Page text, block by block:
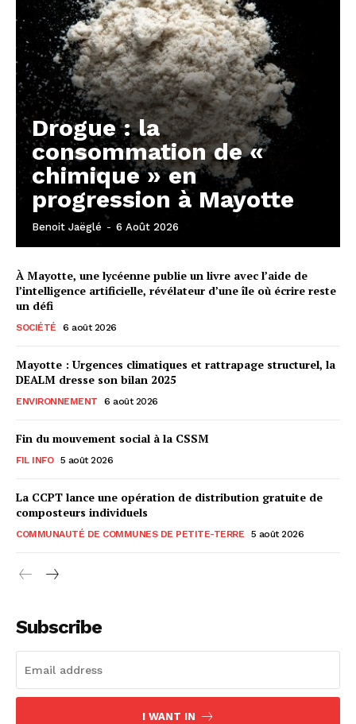
Drogue : la
consommation de «
chimique » en
progression à Mayotte
Benoit Jaëglé - 6 Août 2026
À Mayotte, une lycéenne publie un livre avec l’aide de
l’intelligence artificielle, révélateur d’une île où écrire reste
un défi
SOCIÉTÉ 6 août 2026
Mayotte : Urgences climatiques et rattrapage structurel, la
DEALM dresse son bilan 2025
ENVIRONNEMENT 6 août 2026
Fin du mouvement social à la CSSM
FIL INFO 5 août 2026
La CCPT lance une opération de distribution gratuite de
composteurs individuels
COMMUNAUTÉ DE COMMUNES DE PETITE-TERRE 5 août 2026
Subscribe
I WANT IN